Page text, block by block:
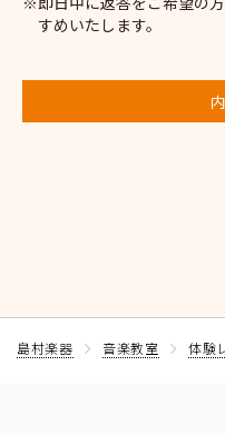
すめいたします。
島村楽器 音楽教室 体験